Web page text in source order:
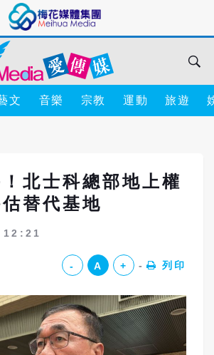
文 音樂 宗教 運動 旅遊
北士科總部地上權
替代基地
- A + 列印